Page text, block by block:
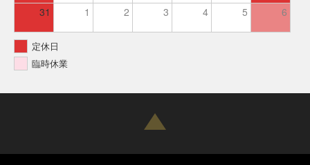
31 1 2 3 4 5 6
定休日
臨時休業